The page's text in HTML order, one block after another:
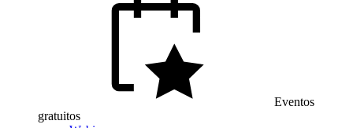
Eventos
gratuitos